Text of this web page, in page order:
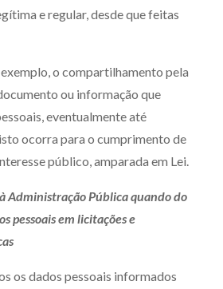
e regular, desde que feitas
o compartilhamento pela
ou informação que
eventualmente até
ocorra para o cumprimento de
público, amparada em Lei.
Administração Pública quando do
pessoais em licitações e
os dados pessoais informados